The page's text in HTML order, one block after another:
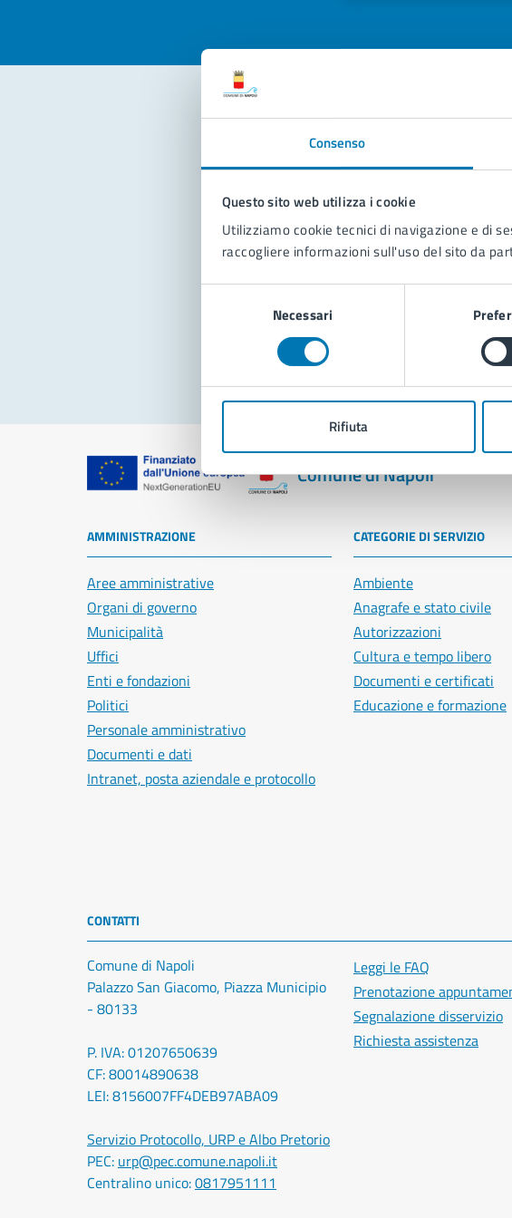
Consenso
Questo sito web utilizza i cookie
Utilizziamo cookie tecnici di navigazione e di
raccogliere informazioni sull'uso del sito da
Necessari
Rifiuta
Richiedi assistenza
Prenota
Problemi in
Segnala disservizio
Comune di Napoli
AMMINISTRAZIONE
Aree amministrative
Organi di governo
Municipalità
Uffici
Enti e fondazioni
Politici
Personale amministrativo
Documenti e dati
Intranet, posta aziendale e protocollo
CATEGORIE DI SERVIZIO
Ambiente
Anagrafe e stato civile
Autorizzazioni
Cultura e tempo libero
Documenti e certificati
Educazione e formazione
CONTATTI
Comune di Napoli
Palazzo San Giacomo, Piazza Municipio
- 80133
P. IVA: 01207650639
CF: 80014890638
LEI: 8156007FF4DEB97ABA09
Servizio Protocollo, URP e Albo Pretorio
PEC: urp@pec.comune.napoli.it
Centralino unico:0817951111
Leggi le FAQ
Prenotazione
Segnalazione disservizio
Richiesta assistenza